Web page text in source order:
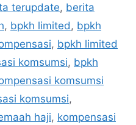
terupdate, berita
, bpkh limited , bpkh
, bpkh limited
komsumsi, bpkh
komsumsi
komsumsi,
haji, kompensasi